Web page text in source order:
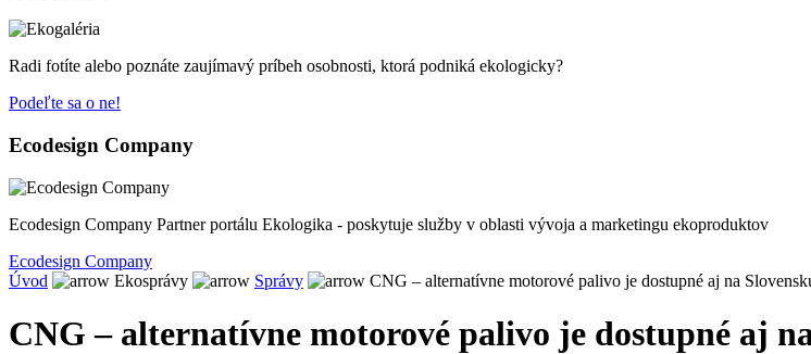
Radi fotíte alebo poznáte zaujímavý príbeh osobnosti, ktorá podniká ekologicky?
Podeľte sa o ne!
Ecodesign Company
Ecodesign Company Partner portálu Ekologika - poskytuje služby v oblasti vývoja a marketingu ekoproduktov
Ecodesign Company
Úvod
Ekosprávy Správy CNG – alternatívne motorové palivo je dostupné aj na
CNG – alternatívne motorové palivo je dostupné aj